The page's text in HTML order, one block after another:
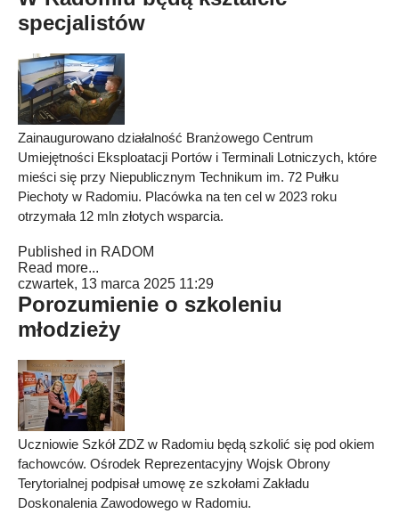
specjalistów
Zainaugurowano działalność Branżowego Centrum
Umiejętności Eksploatacji Portów i Terminali Lotniczych, które
mieści się przy Niepublicznym Technikum im. 72 Pułku
Piechoty w Radomiu. Placówka na ten cel w 2023 roku
otrzymała 12 mln złotych wsparcia.
Published in RADOM
Read more...
czwartek, 13 marca 2025 11:29
Porozumienie o szkoleniu
młodzieży
Uczniowie Szkół ZDZ w Radomiu będą szkolić się pod okiem
fachowców. Ośrodek Reprezentacyjny Wojsk Obrony
Terytorialnej podpisał umowę ze szkołami Zakładu
Doskonalenia Zawodowego w Radomiu.